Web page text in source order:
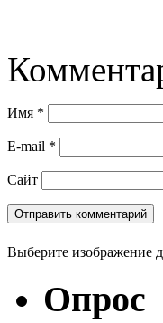
Имя *
E-mail *
Сайт
Выберите изображение
Опрос